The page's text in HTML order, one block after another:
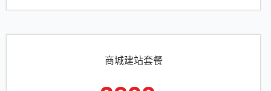
商城建站套餐